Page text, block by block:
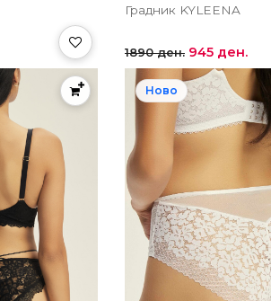
Градник KYLEENA
1890 ден. 945 ден.
Ново